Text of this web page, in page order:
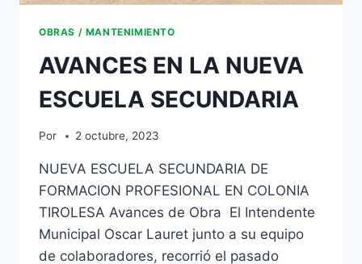
OBRAS / MANTENIMIENTO
AVANCES EN LA NUEVA
ESCUELA SECUNDARIA
Por 2 octubre, 2023
NUEVA ESCUELA SECUNDARIA DE
FORMACION PROFESIONAL EN COLONIA
TIROLESA Avances de Obra El Intendente
Municipal Oscar Lauret junto a su equipo
de colaboradores, recorrió el pasado